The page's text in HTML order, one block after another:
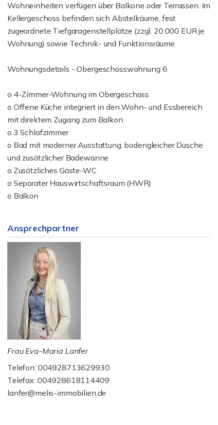
Wohneinheiten verfügen über Balkone oder Terrassen. Im
Kellergeschoss befinden sich Abstellräume, fest
zugeordnete Tiefgaragenstellplätze (zzgl. 20.000 EUR je
Wohnung) sowie Technik- und Funktionsräume.
Wohnungsdetails - Obergeschosswohnung 6
o 4-Zimmer-Wohnung im Obergeschoss
o Offene Küche integriert in den Wohn- und Essbereich
mit direktem Zugang zum Balkon
o 3 Schlafzimmer
o Bad mit moderner Ausstattung, bodengleicher Dusche
und zusätzlicher Badewanne
o Zusätzliches Gäste-WC
o Separater Hauswirtschaftsraum (HWR)
o Balkon
Ansprechpartner
Frau Eva-Maria Lanfer
Telefon: 004928713629930
Telefax: 004928618114409
lanfer@melis-immobilien.de